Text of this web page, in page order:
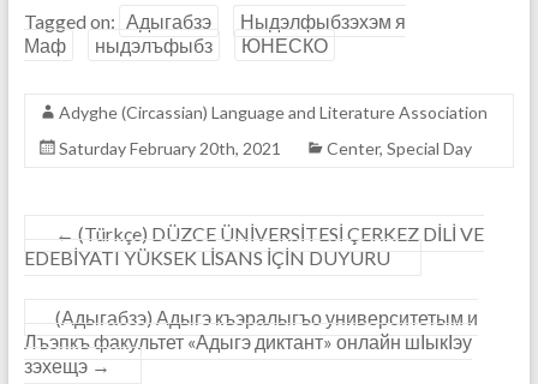
e
o
o
itt
er
ai
l
at
s
A
p
se
n
g
er
ar
e
Tagged on: Адыгабзэ
Ныдэлфыбзэхэм я
Маф
ныдэлъфыбз ЮНЕСКО
Adyghe (Circassian) Language and Literature Association
Saturday February 20th, 2021
Center, Special Day
← (Türkçe) DÜZCE ÜNİVERSİTESİ ÇERKEZ DİLİ VE
EDEBİYATI YÜKSEK LİSANS İÇİN DUYURU
(Адыгабзэ) Адыгэ къэралыгъо университетым и
Лъэпкъ факультет «Адыгэ диктант» онлайн шӀыкӀэу
зэхещэ →